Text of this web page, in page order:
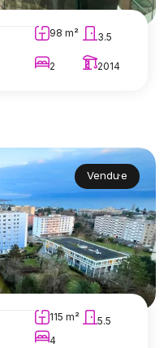
98 m² 3.5
2 2014
Vendu·e
115 m²
5.5
4